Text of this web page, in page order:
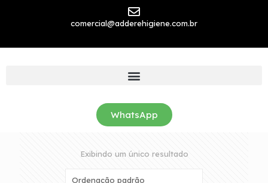
comercial@adderehigiene.com.br
WhatsApp
Exibindo um único resultado